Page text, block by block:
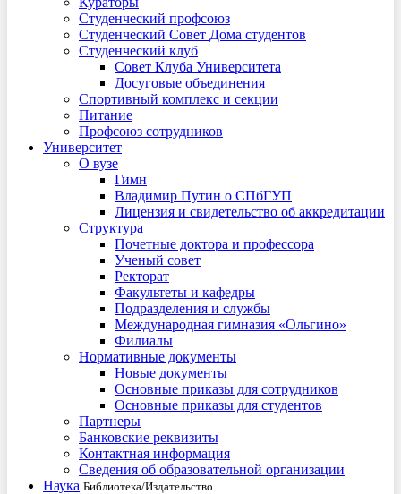
Студенческий профсоюз
Студенческий Совет Дома студентов
Студенческий клуб
Совет Клуба Университета
Досуговые объединения
Спортивный комплекс и секции
Питание
Профсоюз сотрудников
Университет
О вузе
Гимн
Владимир Путин о СПбГУП
Лицензия и свидетельство об аккредитации
Структура
Почетные доктора и профессора
Ученый совет
Ректорат
Факультеты и кафедры
Подразделения и службы
Международная гимназия «Ольгино»
Филиалы
Нормативные документы
Новые документы
Основные приказы для сотрудников
Основные приказы для студентов
Партнеры
Банковские реквизиты
Контактная информация
Сведения об образовательной организации
Наука Библиотека/Издательство